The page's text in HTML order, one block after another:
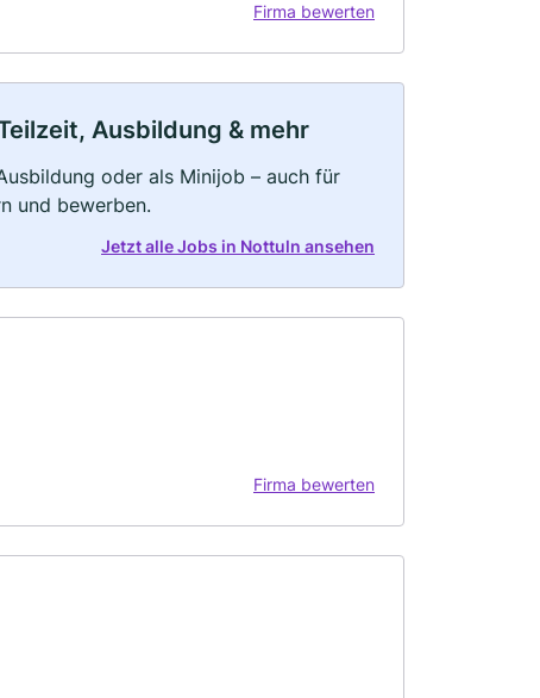
Firma bewerten
Ausbildung & mehr
oder als Minijob – auch für
und bewerben.
Jetzt alle Jobs in Nottuln ansehen
Firma bewerten